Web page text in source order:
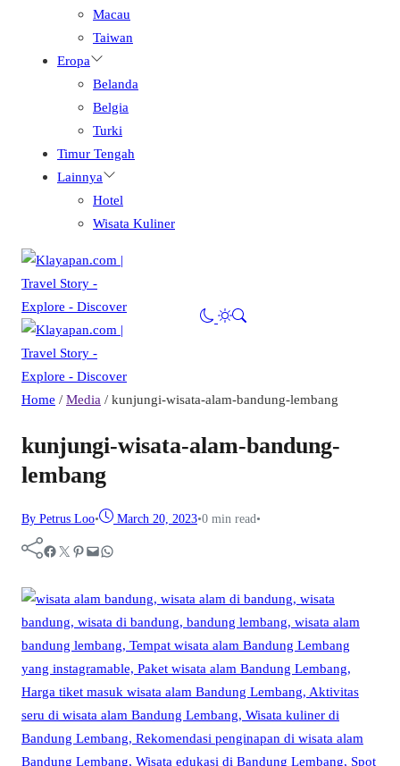
Macau
Taiwan
Eropa
Belanda
Belgia
Turki
Timur Tengah
Lainnya
Hotel
Wisata Kuliner
Home / Media / kunjungi-wisata-alam-bandung-lembang
kunjungi-wisata-alam-bandung-
lembang
By Petrus Loo• March 20, 2023•0 min read•
Facebook Twitter Pinterest Mail WhatsApp